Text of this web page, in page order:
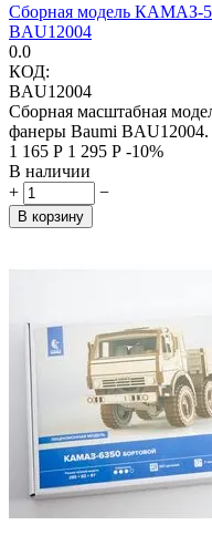
Сборная модель КАМАЗ-
BAU12004
0.0
КОД:
BAU12004
Сборная масштабная
фанеры Baumi BAU12004.
1 165 Р 1 295 Р -10%
В наличии
+
−
В корзину